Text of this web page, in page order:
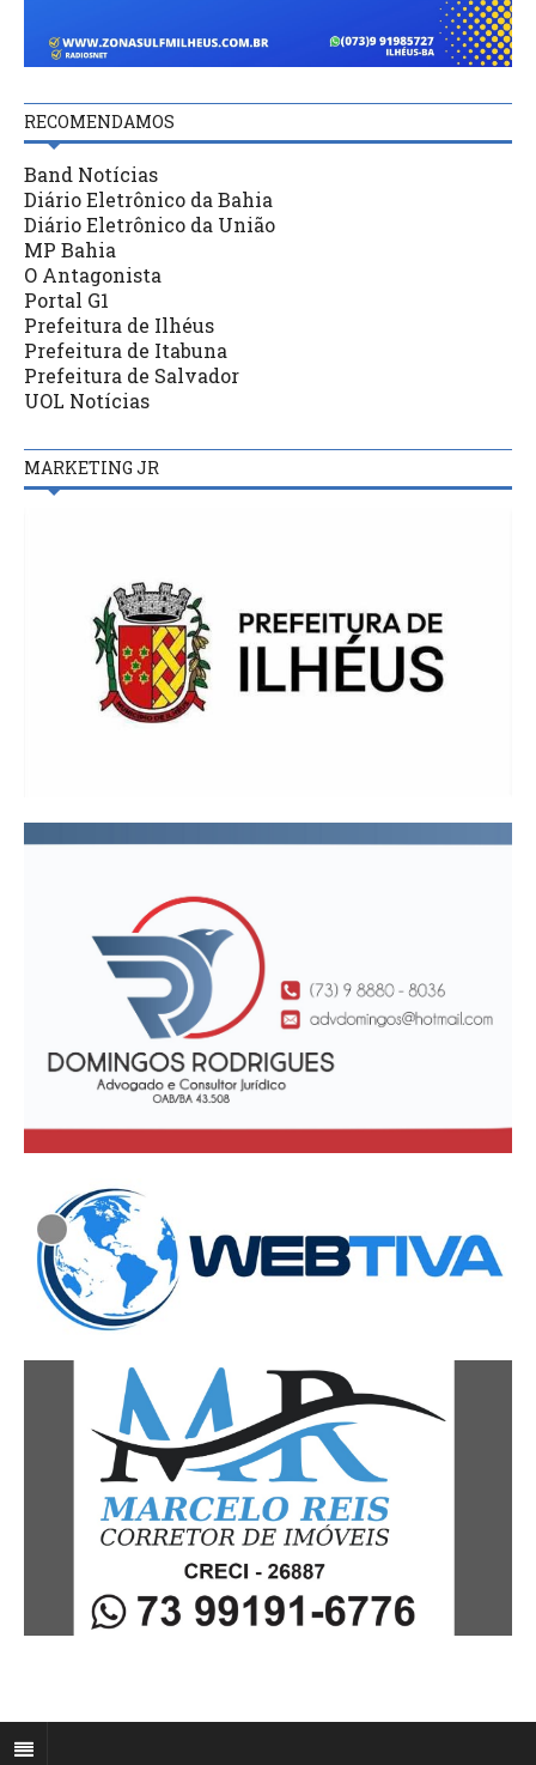
RECOMENDAMOS
Band Notícias
Diário Eletrônico da Bahia
Diário Eletrônico da União
MP Bahia
O Antagonista
Portal G1
Prefeitura de Ilhéus
Prefeitura de Itabuna
Prefeitura de Salvador
UOL Notícias
MARKETING JR